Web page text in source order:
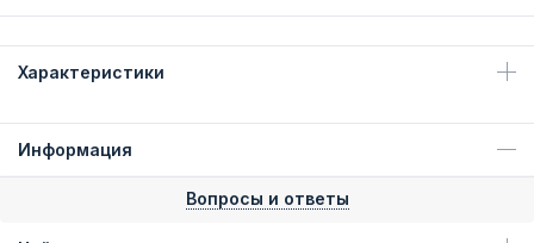
Характеристики
Информация
Вопросы и ответы